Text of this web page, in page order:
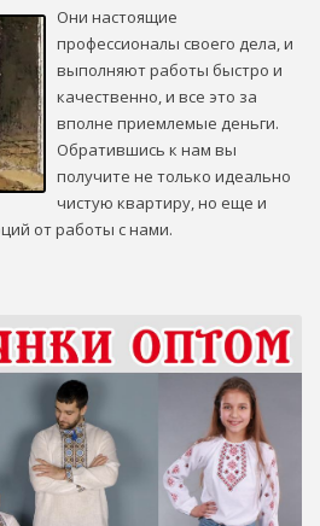
Они настоящие
профессионалы своего дела, и
выполняют работы быстро и
качественно, и все это за
вполне приемлемые деньги.
Обратившись к нам вы
получите не только идеально
чистую квартиру, но еще и
от работы с нами.